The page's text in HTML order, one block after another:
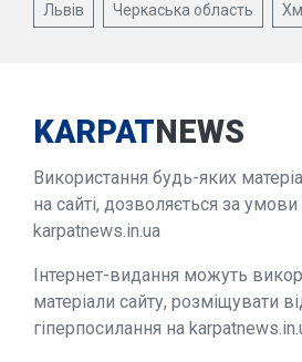
Львів Черкаська область
KARPATNEWS
Використання будь-яких
на сайті, дозволяється за
karpatnews.in.ua
Інтернет-видання можуть
матеріали сайту, розміщувати
гіперпосилання на